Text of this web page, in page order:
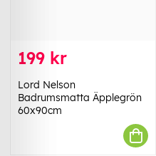
199 kr
Lord Nelson
Badrumsmatta Äpplegrön
60x90cm